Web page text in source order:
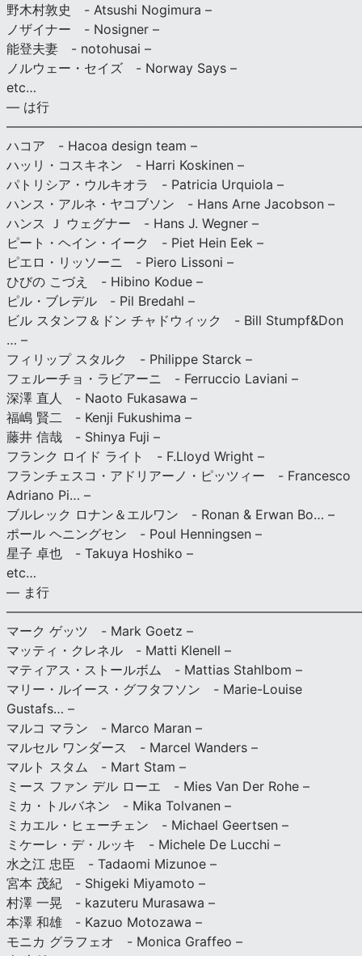
野木村敦史 - Atsushi Nogimura –
ノザイナー - Nosigner –
能登夫妻 - notohusai –
ノルウェー・セイズ - Norway Says –
etc…
— は行
ハコア - Hacoa design team –
ハッリ・コスキネン - Harri Koskinen –
パトリシア・ウルキオラ - Patricia Urquiola –
ハンス・アルネ・ヤコブソン - Hans Arne Jacobson –
ハンス Ｊ ウェグナー - Hans J. Wegner –
ピート・ヘイン・イーク - Piet Hein Eek –
ピエロ・リッソーニ - Piero Lissoni –
ひびの こづえ - Hibino Kodue –
ピル・ブレデル - Pil Bredahl –
ビル スタンフ＆ドン チャドウィック - Bill Stumpf&Don
… –
フィリップ スタルク - Philippe Starck –
フェルーチョ・ラビアーニ - Ferruccio Laviani –
深澤 直人 - Naoto Fukasawa –
福嶋 賢二 - Kenji Fukushima –
藤井 信哉 - Shinya Fuji –
フランク ロイド ライト - F.Lloyd Wright –
フランチェスコ・アドリアーノ・ピッツィー - Francesco
Adriano Pi… –
ブルレック ロナン＆エルワン - Ronan & Erwan Bo… –
ポール ヘニングセン - Poul Henningsen –
星子 卓也 - Takuya Hoshiko –
etc…
— ま行
マーク ゲッツ - Mark Goetz –
マッティ・クレネル - Matti Klenell –
マティアス・ストールボム - Mattias Stahlbom –
マリー・ルイース・グフタフソン - Marie-Louise
Gustafs… –
マルコ マラン - Marco Maran –
マルセル ワンダース - Marcel Wanders –
マルト スタム - Mart Stam –
ミース ファン デル ローエ - Mies Van Der Rohe –
ミカ・トルバネン - Mika Tolvanen –
ミカエル・ヒェーチェン - Michael Geertsen –
ミケーレ・デ・ルッキ - Michele De Lucchi –
水之江 忠臣 - Tadaomi Mizunoe –
宮本 茂紀 - Shigeki Miyamoto –
村澤 一晃 - kazuteru Murasawa –
本澤 和雄 - Kazuo Motozawa –
モニカ グラフェオ - Monica Graffeo –